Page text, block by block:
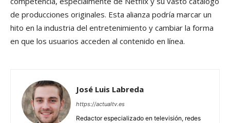
de producciones originales. Esta alianza podría marcar un
hito en la industria del entretenimiento y cambiar la forma
en que los usuarios acceden al contenido en línea.
José Luis Labreda
https://actualtv.es
Redactor especializado en televisión, redes